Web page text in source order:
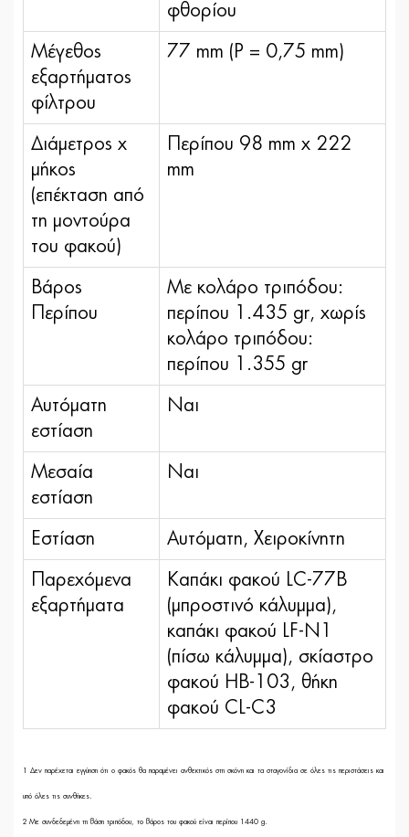
φθορίου
Μέγεθος
εξαρτήματος
φίλτρου
77 mm (P = 0,75 mm)
Διάμετρος x
μήκος
(επέκταση από
τη μοντούρα
του φακού)
Περίπου 98 mm x 222
mm
Βάρος
Περίπου
Με κολάρο τριπόδου:
περίπου 1.435 gr, χωρίς
κολάρο τριπόδου:
περίπου 1.355 gr
Αυτόματη
εστίαση
Ναι
Μεσαία
εστίαση
Ναι
Εστίαση Αυτόματη, Χειροκίνητη
Παρεχόμενα
εξαρτήματα
Καπάκι φακού LC-77B
(μπροστινό κάλυμμα),
καπάκι φακού LF-N1
(πίσω κάλυμμα), σκίαστρο
φακού HB-103, θήκη
φακού CL-C3
1 Δεν παρέχεται εγγύηση ότι ο φακός θα παραμένει ανθεκτικός στη σκόνη και τα σταγονίδια σε όλες τις περιστάσεις και
υπό όλες τις συνθήκες.
2 Με συνδεδεμένη τη βάση τριπόδου, το βάρος του φακού είναι περίπου 1440 g.